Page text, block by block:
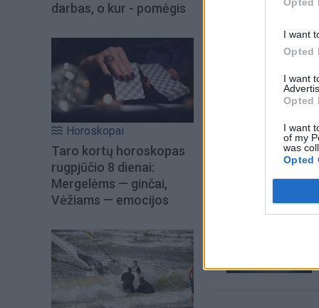
I want
Opted
I want
Opted
I want
of my
was
Opted
darbas, o kur - pomėgis
Horoskopai
Taro kortų horoskopas
rugpjūčio 8 dienai:
Mergelėms — ginčai,
Vėžiams — emocijos
Šiuo metu